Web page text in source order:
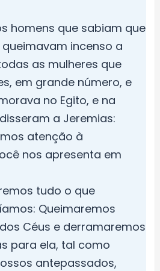
homens que sabiam que
incenso a
as mulheres que
em grande número, e
no Egito, e na
a Jeremias:
atenção à
nos apresenta em
tudo o que
Queimaremos
Céus e derramaremos
para ela, tal como
antepassados,